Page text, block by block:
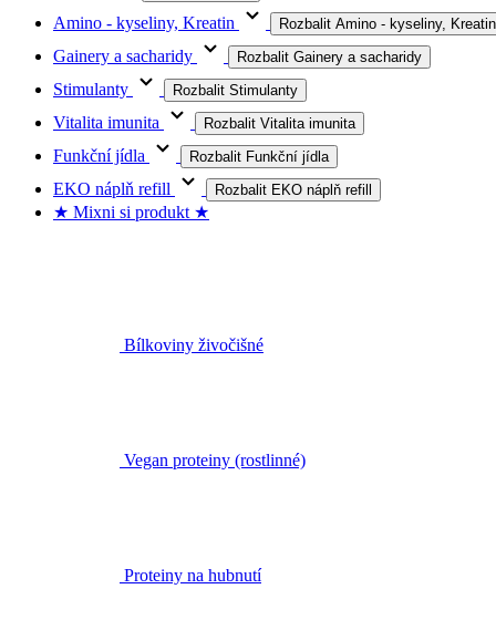
Amino - kyseliny, Kreatin Rozbalit Amino - kyseliny, Kreatin
Gainery a sacharidy Rozbalit Gainery a sacharidy
Stimulanty Rozbalit Stimulanty
Vitalita imunita Rozbalit Vitalita imunita
Funkční jídla Rozbalit Funkční jídla
EKO náplň refill Rozbalit EKO náplň refill
★ Mixni si produkt ★
Bílkoviny živočišné
Vegan proteiny (rostlinné)
Proteiny na hubnutí